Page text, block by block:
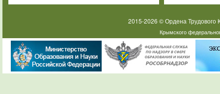
2015-2026 © Ордена
Крымского